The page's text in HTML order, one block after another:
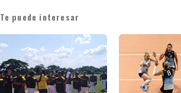
Te puede interesar